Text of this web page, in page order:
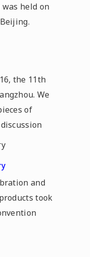
held on
the 11th
We
of
and
took